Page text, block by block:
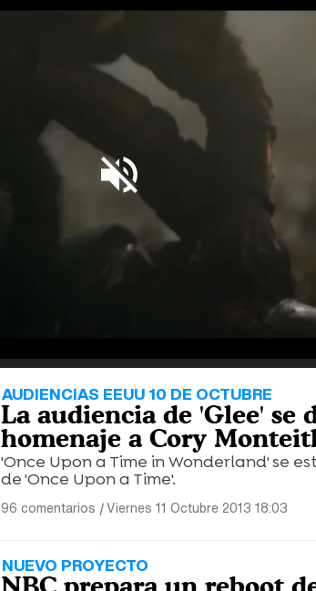
AUDIENCIAS EEUU 10 DE OCTUBRE
La audiencia de 'Glee' se
homenaje a Cory
'Once Upon a Time in Wonderland' se
de 'Once Upon a Time'.
96 comentarios |Viernes 11 Octubre 2013 18:03
NUEVO PROYECTO